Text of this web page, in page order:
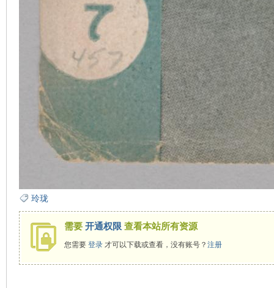
玲珑
需要 开通权限 查看本站所有资源
您需要 登录才可以下载或查看，没有账号？ 注册